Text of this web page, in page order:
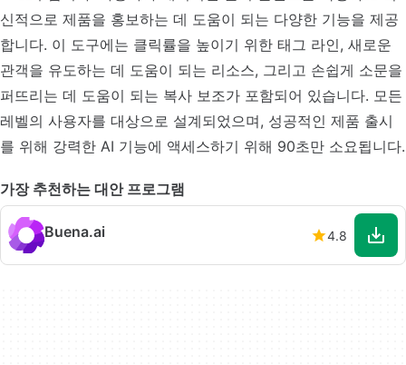
신적으로 제품을 홍보하는 데 도움이 되는 다양한 기능을 제공
합니다. 이 도구에는 클릭률을 높이기 위한 태그 라인, 새로운
관객을 유도하는 데 도움이 되는 리소스, 그리고 손쉽게 소문을
퍼뜨리는 데 도움이 되는 복사 보조가 포함되어 있습니다. 모든
레벨의 사용자를 대상으로 설계되었으며, 성공적인 제품 출시
를 위해 강력한 AI 기능에 액세스하기 위해 90초만 소요됩니다.
가장 추천하는 대안 프로그램
Buena.ai 4.8